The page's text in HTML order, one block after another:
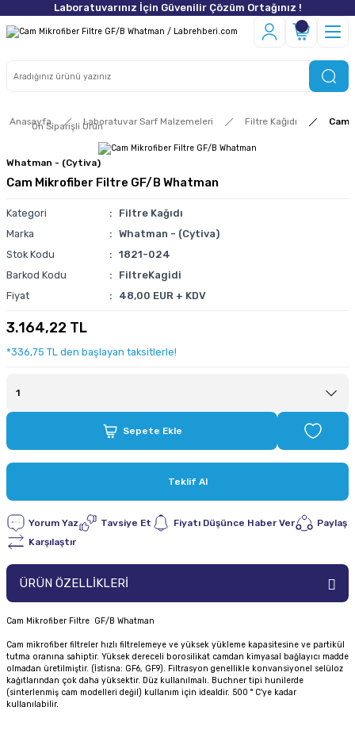
Laboratuvarınız İçin Güvenilir Çözüm Ortağınız !
Anasayfa Laboratuvar Sarf Malzemeleri Filtre Kağıdı Cam
Ön Siparişli Ürün
Whatman - (Cytiva)
Cam Mikrofiber Filtre GF/B Whatman
Kategori
Filtre Kağıdı
Marka
Whatman - (Cytiva)
Stok Kodu
1821-024
Barkod Kodu
FiltreKagidi
Fiyat
48,00 EUR + KDV
3.164,22 TL
*336,75 TL den başlayan taksitlerle!
Sepete Ekle
Teklif Al
Yorum Yaz Tavsiye Et Fiyatı Düşünce Haber Ver
Paylaş
Karşılaştır
ÜRÜN ÖZELLİKLERİ
Cam Mikrofiber Filtre GF/B Whatman
Cam mikrofiber filtreler hızlı filtrelemeye ve yüksek yükleme kapasitesine ve partikül
tutma oranına sahiptir. Yüksek dereceli borosilikat camdan kimyasal bağlayıcı madde
olmadan üretilmiştir. (İstisna: GF6, GF9). Filtrasyon genellikle konvansiyonel selüloz
kağıtlarından çok daha yüksektir. Düz kullanılmalı. Buchner tipi hunilerde
(sinterlenmiş cam modelleri değil) kullanım için idealdir. 500 ° C'ye kadar
kullanılabilir.